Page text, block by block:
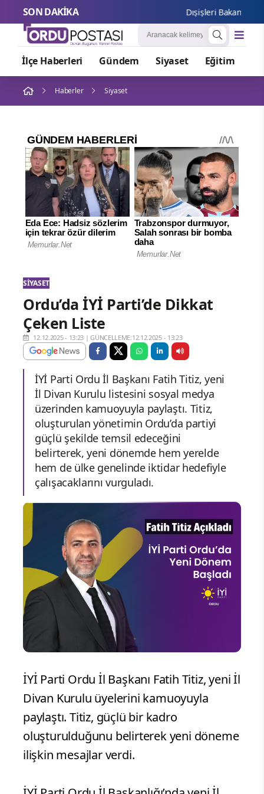
SON DAKİKA Dışişleri
İlçe Haberleri Gündem Siyaset Eğitim
Haberler Siyaset
SIYASET
Ordu’da İYİ Parti’de Dikkat
Çeken Liste
12.12.2025 - 13:23 |GÜNCELLEME:12.12.2025 - 13:23
İYİ Parti Ordu İl Başkanı Fatih Titiz, yeni
İl Divan Kurulu listesini sosyal medya
üzerinden kamuoyuyla paylaştı. Titiz,
oluşturulan yönetimin Ordu’da partiyi
güçlü şekilde temsil edeceğini
belirterek, yeni dönemde hem yerelde
hem de ülke genelinde iktidar hedefiyle
çalışacaklarını vurguladı.
İYİ Parti Ordu İl Başkanı Fatih Titiz, yeni İl
Divan Kurulu üyelerini kamuoyuyla
paylaştı. Titiz, güçlü bir kadro
oluşturulduğunu belirterek yeni döneme
ilişkin mesajlar verdi.